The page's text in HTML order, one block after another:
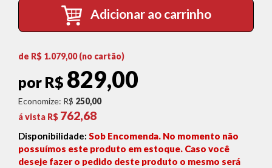
Adicionar ao carrinho
de R$ 1.079,00(no cartão)
por R$ 829,00
Economize: R$ 250,00
á vista R$ 762,68
Disponibilidade: Sob Encomenda. No momento não
possuímos este produto em estoque. Caso você
deseje fazer o pedido deste produto o mesmo será